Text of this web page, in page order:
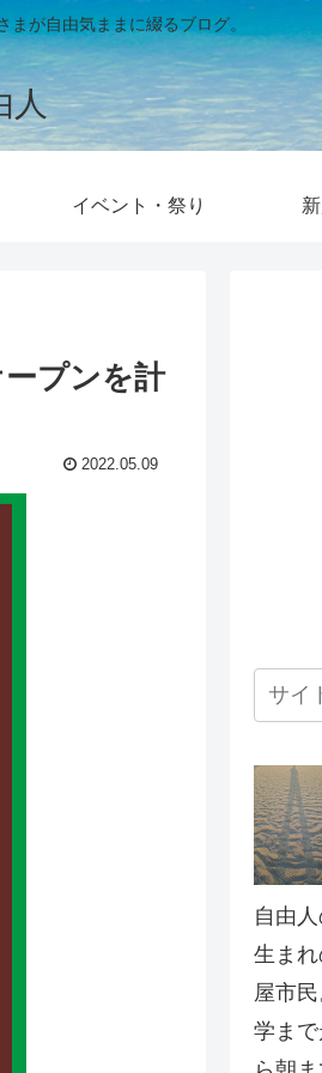
が自由気ままに綴るブログ。
人
イベント・祭り
プンを計
2022.05.09
自由
生ま
屋市
学ま